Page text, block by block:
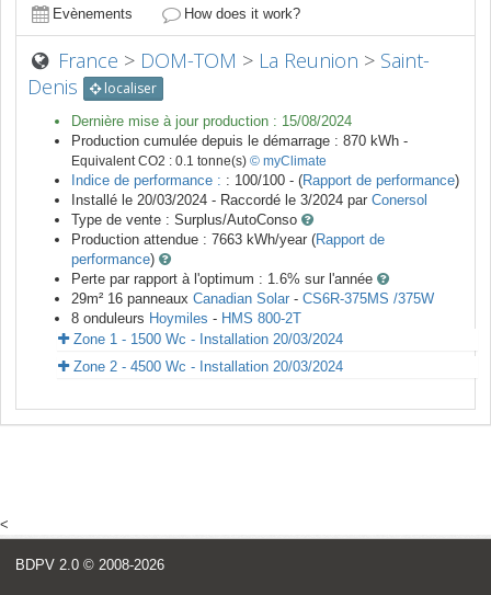
Evènements How does it work?
France > DOM-TOM > La Reunion > Saint-
Denis
localiser
Dernière mise à jour production : 15/08/2024
Production cumulée depuis le démarrage : 870 kWh -
Equivalent CO2 : 0.1 tonne(s) © myClimate
Indice de performance : : 100/100 - (Rapport de performance)
Installé le 20/03/2024 - Raccordé le 3/2024 par Conersol
Type de vente : Surplus/AutoConso
Production attendue : 7663 kWh/year (Rapport de
performance)
Perte par rapport à l'optimum : 1.6% sur l'année
29m² 16 panneaux Canadian Solar - CS6R-375MS /375W
8 onduleurs Hoymiles - HMS 800-2T
Zone 1 - 1500 Wc - Installation 20/03/2024
Zone 2 - 4500 Wc - Installation 20/03/2024
BDPV 2.0 © 2008-2026
<